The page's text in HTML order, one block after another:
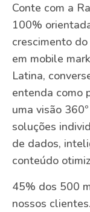
Conte com a
100%
crescimento
em mobile
Latina,
entenda como
uma visão
soluções
de dados,
conteúdo
45% dos 500
nossos